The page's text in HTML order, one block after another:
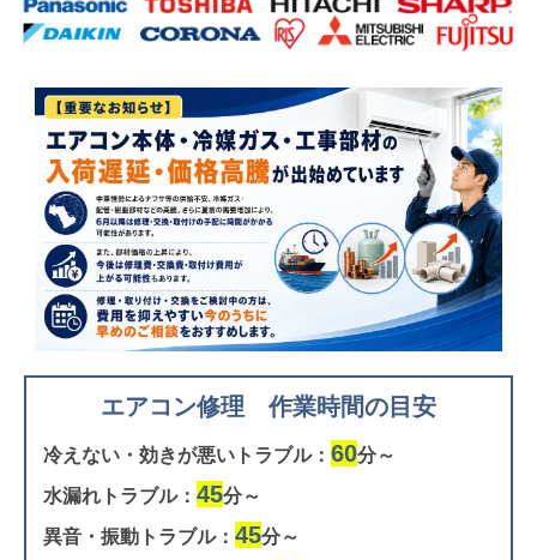
エアコン修理 作業時間の目安
冷えない・効きが悪いトラブル： 60分～
水漏れトラブル： 45分～
異音・振動トラブル： 45分～